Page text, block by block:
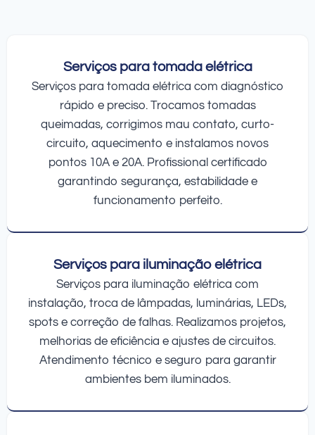
Serviços para tomada elétrica
Serviços para tomada elétrica com diagnóstico
rápido e preciso. Trocamos tomadas
queimadas, corrigimos mau contato, curto-
circuito, aquecimento e instalamos novos
pontos 10A e 20A. Profissional certificado
garantindo segurança, estabilidade e
funcionamento perfeito.
Serviços para iluminação elétrica
Serviços para iluminação elétrica com
instalação, troca de lâmpadas, luminárias, LEDs,
spots e correção de falhas. Realizamos projetos,
melhorias de eficiência e ajustes de circuitos.
Atendimento técnico e seguro para garantir
ambientes bem iluminados.